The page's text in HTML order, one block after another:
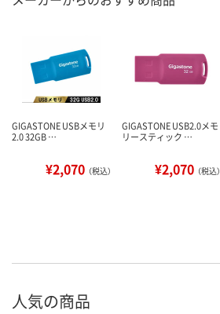
GIGASTONE USBメモリ
2.0 32GB …
¥2,070 （税込）
GIGASTONE USB2.0メモ
リースティック …
¥2,070 （税込）
人気の商品